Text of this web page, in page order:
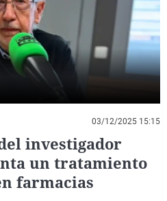
La rosa de los vientos
Gente viajera
Como el perro y el
Retornados
Equipo de
Operación Viuda
Extremadura
Galicia
La Rioja
Navarra
País Vasco
Televisión
Elecciones
03/12/2025 15:15
investigador
un tratamiento
farmacias